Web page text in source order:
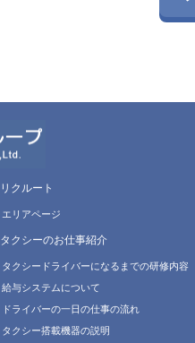
リクルート
エリアページ
タクシーのお仕事紹介
タクシードライバーになるまでの研修内容
給与システムについて
ドライバーの一日の仕事の流れ
タクシー搭載機器の説明